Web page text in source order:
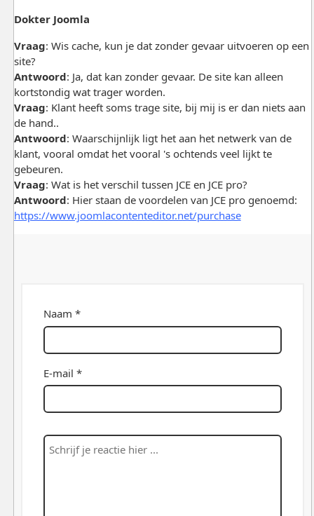
Dokter Joomla
Vraag: Wis cache, kun je dat zonder gevaar uitvoeren op een
site?
Antwoord: Ja, dat kan zonder gevaar. De site kan alleen
kortstondig wat trager worden.
Vraag: Klant heeft soms trage site, bij mij is er dan niets aan
de hand..
Antwoord: Waarschijnlijk ligt het aan het netwerk van de
klant, vooral omdat het vooral 's ochtends veel lijkt te
gebeuren.
Vraag: Wat is het verschil tussen JCE en JCE pro?
Antwoord: Hier staan de voordelen van JCE pro genoemd:
https://www.joomlacontenteditor.net/purchase
Naam *
E-mail *